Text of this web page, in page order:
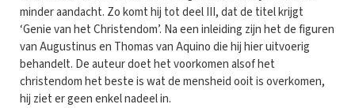
minder aandacht. Zo komt hij tot deel III, dat de titel krijgt
‘Genie van het Christendom’. Na een inleiding zijn het de figuren
van Augustinus en Thomas van Aquino die hij hier uitvoerig
behandelt. De auteur doet het voorkomen alsof het
christendom het beste is wat de mensheid ooit is overkomen,
hij ziet er geen enkel nadeel in.